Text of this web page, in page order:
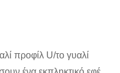
προφίλ U/το γυαλί